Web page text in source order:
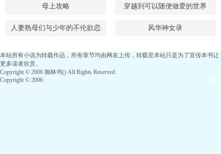
母上攻略 穿越到可以随便做爱的世界
人妻熟母们与少年的不伦欲恋 风华神女录
本站所有小说为转载作品，所有章节均由网友上传，转载至本站只是为了宣传本书让
更多读者欣赏。
Copyright © 2006 御林书() All Rights Reserved.
Copyright © 2006